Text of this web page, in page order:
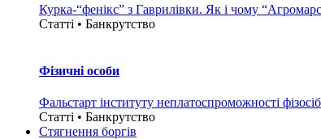
Курка-“фенікс” з Гаврилівки. Як і чому
Статті • Банкрутство
Фізичні особи
Фальстарт інституту неплатоспроможності
Статті • Банкрутство
Стягнення боргiв